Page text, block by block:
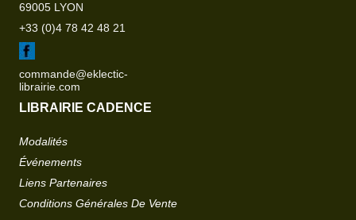
69005 LYON
+33 (0)4 78 42 48 21
commande@eklectic-
librairie.com
LIBRAIRIE CADENCE
Modalités
Événements
Liens Partenaires
Conditions Générales De Vente